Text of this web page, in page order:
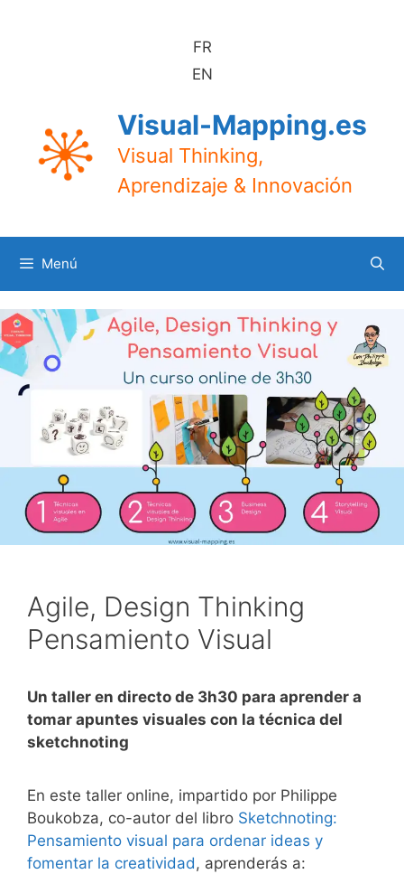
FR
EN
Visual-Mapping.es
Visual Thinking,
Aprendizaje & Innovación
Menú
Agile, Design Thinking
Pensamiento Visual
Un taller en directo de 3h30 para aprender a
tomar apuntes visuales con la técnica del
sketchnoting
En este taller online, impartido por Philippe
Boukobza, co-autor del libro Sketchnoting:
Pensamiento visual para ordenar ideas y
fomentar la creatividad, aprenderás a: